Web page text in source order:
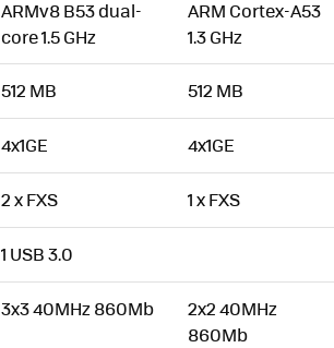
ARMv8 B53 dual-
core 1.5 GHz
ARM Cortex-A53
1.3 GHz
512 MB 512 MB
4x1GE 4x1GE
2 x FXS 1 x FXS
1 USB 3.0
3x3 40MHz 860Mb
2x2 40MHz
860Mb